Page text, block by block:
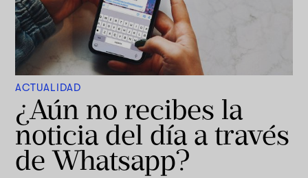
ACTUALIDAD
¿Aún no recibes la
noticia del día a través
de Whatsapp?